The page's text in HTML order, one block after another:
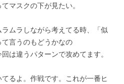
マスクの下が見たい。
ムラしながら考えてる時、「似
言うのもどうかなの
は違うパターンで攻めてます。
るよ。作戦です。これが一番ヒ